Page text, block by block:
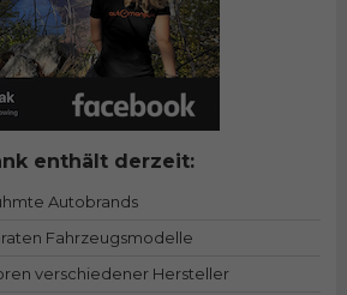
enthält derzeit:
Autobrands
Fahrzeugsmodelle
verschiedener Hersteller